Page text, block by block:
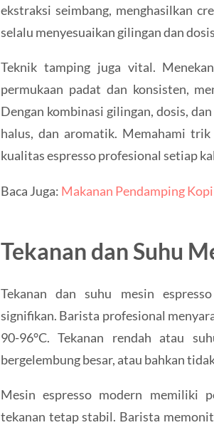
ekstraksi seimbang, menghasilkan
selalu menyesuaikan gilingan dan
Teknik tamping juga vital.
permukaan padat dan konsisten,
Dengan kombinasi gilingan, dosis,
halus, dan aromatik. Memahami
kualitas espresso profesional setiap
Baca Juga: Makanan Pendamping
Tekanan dan Suhu
Tekanan dan suhu mesin
signifikan. Barista profesional
90-96°C. Tekanan rendah atau
bergelembung besar, atau bahkan
Mesin espresso modern memiliki
tekanan tetap stabil. Barista